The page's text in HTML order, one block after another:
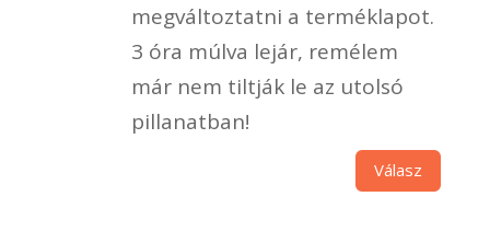
megváltoztatni a terméklapot.
3 óra múlva lejár, remélem
már nem tiltják le az utolsó
pillanatban!
Válasz